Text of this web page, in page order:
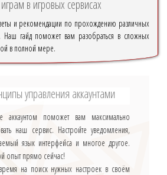
в игровых сервисах
и рекомендации по прохождению различных
Наш гайд поможет вам разобраться в сложных
в полной мере.
управления аккаунтами
аккаунтом поможет вам максимально
наш сервис. Настройте уведомления,
язык интерфейса и многое другое.
опыт прямо сейчас!
время на поиск нужных настроек в своём